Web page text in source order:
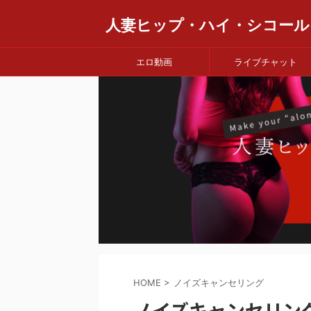
人妻ヒップ・ハイ・シコール
エロ動画 ライブチャット
HOME > ノイズキャンセリング